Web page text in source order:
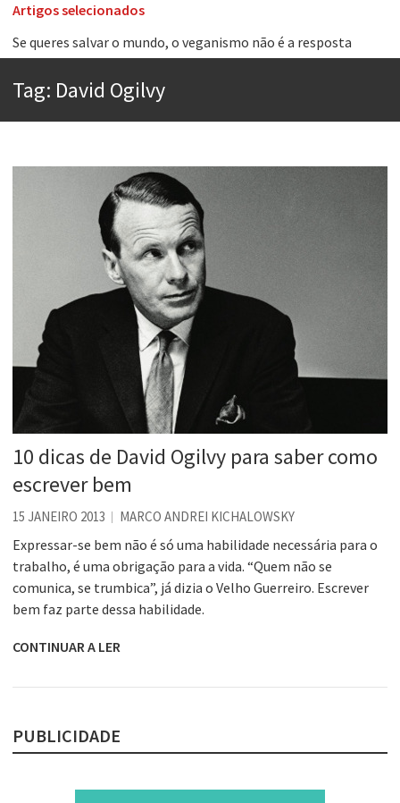
Artigos selecionados
Se queres salvar o mundo, o veganismo não é a resposta
Tem que filmar isso daí
A construção da urbanidade
Esse tal de Rock Gaúcho
Os causos de Jorge Luis Borges
Voto obrigatório é correto?
Tag: David Ogilvy
10 dicas de David Ogilvy para saber como
escrever bem
15 JANEIRO 2013 MARCO ANDREI KICHALOWSKY
Expressar-se bem não é só uma habilidade necessária para o
trabalho, é uma obrigação para a vida. “Quem não se
comunica, se trumbica”, já dizia o Velho Guerreiro. Escrever
bem faz parte dessa habilidade.
CONTINUAR A LER
PUBLICIDADE